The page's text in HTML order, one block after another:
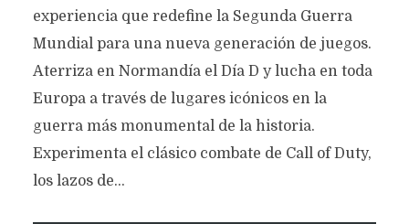
experiencia que redefine la Segunda Guerra
Mundial para una nueva generación de juegos.
Aterriza en Normandía el Día D y lucha en toda
Europa a través de lugares icónicos en la
guerra más monumental de la historia.
Experimenta el clásico combate de Call of Duty,
los lazos de...